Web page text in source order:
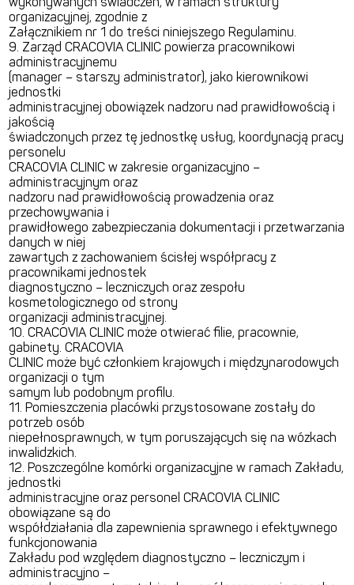
organizacyjnej, zgodnie z
Załącznikiem nr 1 do treści niniejszego Regulaminu.
9. Zarząd CRACOVIA CLINIC powierza pracownikowi
administracyjnemu
(manager – starszy administrator), jako kierownikowi
jednostki
administracyjnej obowiązek nadzoru nad prawidłowością i
jakością
świadczonych przez tę jednostkę usług, koordynacją pracy
personelu
CRACOVIA CLINIC w zakresie organizacyjno –
administracyjnym oraz
nadzoru nad prawidłowością prowadzenia oraz
przechowywania i
prawidłowego zabezpieczania dokumentacji i przetwarzania
danych w niej
zawartych z zachowaniem ścisłej współpracy z
pracownikami jednostek
diagnostyczno – leczniczych oraz zespołu
kosmetologicznego od strony
organizacji administracyjnej.
10. CRACOVIA CLINIC może otwierać filie, pracownie,
gabinety. CRACOVIA
CLINIC może być członkiem krajowych i międzynarodowych
organizacji o tym
samym lub podobnym profilu.
11. Pomieszczenia placówki przystosowane zostały do
potrzeb osób
niepełnosprawnych, w tym poruszających się na wózkach
inwalidzkich.
12. Poszczególne komórki organizacyjne w ramach Zakładu,
jednostki
administracyjne oraz personel CRACOVIA CLINIC
obowiązane są do
współdziałania dla zapewnienia sprawnego i efektywnego
funkcjonowania
Zakładu pod względem diagnostyczno – leczniczym i
administracyjno –